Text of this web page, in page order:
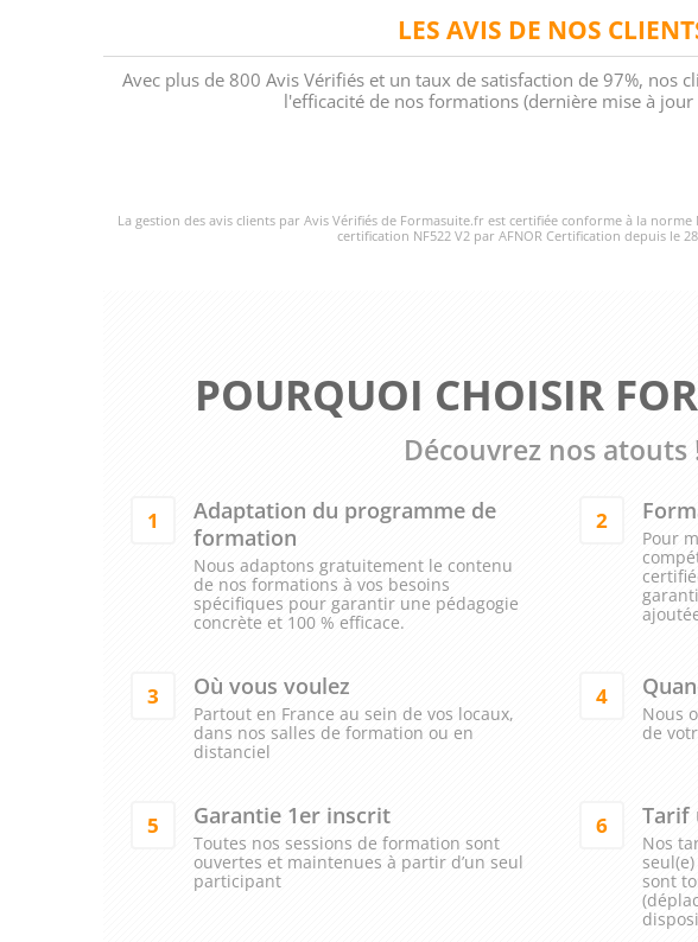
LES AVIS DE NOS
Avec plus de 800 Avis Vérifiés et un taux de satisfaction de 97%, nos
l'efficacité de nos formations (dernière mise à
La gestion des avis clients par Avis Vérifiés de Formasuite.fr est certifiée conforme à la
certification NF522 V2 par AFNOR Certification depuis le
POURQUOI CHOISIR
Découvrez nos atouts
1
Adaptation du programme de
formation
Nous adaptons gratuitement le contenu
de nos formations à vos besoins
spécifiques pour garantir une pédagogie
concrète et 100 % efficace.
2
Pour
3 Où vous voulez
Partout en France au sein de vos locaux,
dans nos salles de formation ou en
distanciel
4
Nous
de
5 Garantie 1er inscrit
Toutes nos sessions de formation sont
ouvertes et maintenues à partir d’un seul
participant
6 Tarif
Nos
sont